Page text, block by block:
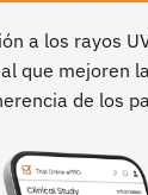
a los rayos
que mejoren
de los